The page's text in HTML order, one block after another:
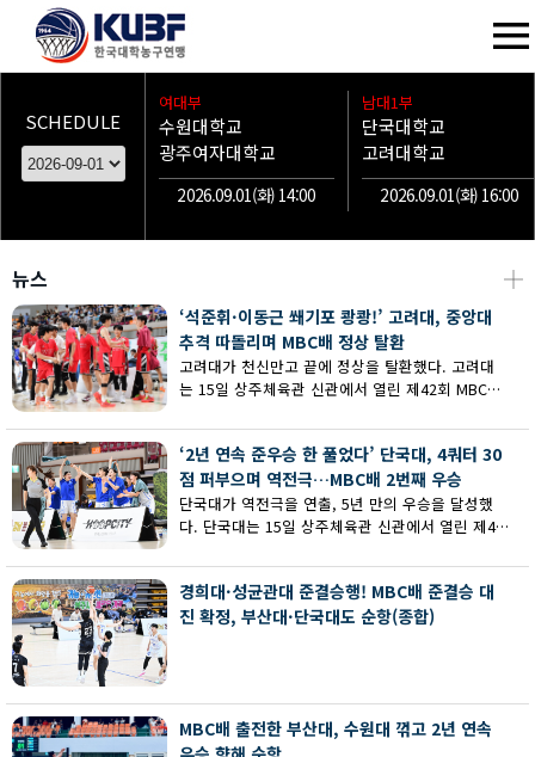
SCHEDULE
여대부
수원대학교
광주여자대학교
2026.09.01(화) 14:00
남대1부
단국대학교
고려대학교
2026.09.01(화) 16:00
뉴스 ┼
‘석준휘·이동근 쐐기포 쾅쾅!’ 고려대, 중앙대
추격 따돌리며 MBC배 정상 탈환
고려대가 천신만고 끝에 정상을 탈환했다. 고려대
는 15일 상주체육관 신관에서 열린 제42회 MBC배
추격을 따돌리며 73-62로 승리했다.
‘2년 연속 준우승 한 풀었다’ 단국대, 4쿼터 30
점 퍼부으며 역전극…MBC배 2번째 우승
단국대가 역전극을 연출, 5년 만의 우승을 달성했
다. 단국대는 15일 상주체육관 신관에서 열린 제42
서 부산대에 73-67로 역전승했다.
경희대·성균관대 준결승행! MBC배 준결승 대
진 확정, 부산대·단국대도 순항(종합)
MBC배 출전한 부산대, 수원대 꺾고 2년 연속